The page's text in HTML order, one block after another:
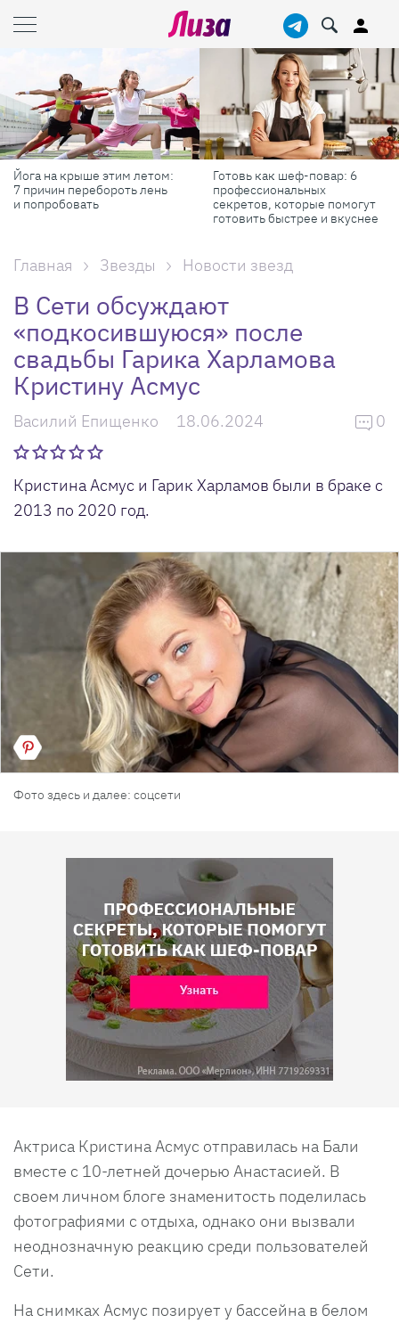
Йога на крыше этим летом:
7 причин перебороть лень
и попробовать
Готовь как шеф-повар: 6
профессиональных
секретов, которые помогут
готовить быстрее и вкуснее
Главная Звезды Новости звезд
В Сети обсуждают
«подкосившуюся» после
свадьбы Гарика Харламова
Кристину Асмус
Василий Епищенко 18.06.2024 0
Кристина Асмус и Гарик Харламов были в браке с
2013 по 2020 год.
Фото здесь и далее: соцсети
Актриса Кристина Асмус отправилась на Бали
вместе с 10-летней дочерью Анастасией. В
своем личном блоге знаменитость поделилась
фотографиями с отдыха, однако они вызвали
неоднозначную реакцию среди пользователей
Сети.
На снимках Асмус позирует у бассейна в белом